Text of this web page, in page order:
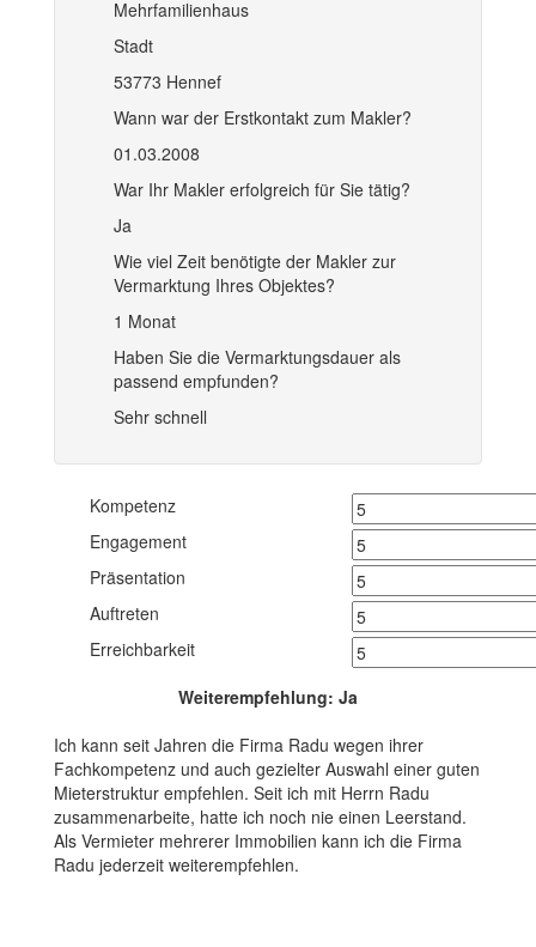
Mehrfamilienhaus
Stadt
53773 Hennef
Wann war der Erstkontakt zum Makler?
01.03.2008
War Ihr Makler erfolgreich für Sie tätig?
Ja
Wie viel Zeit benötigte der Makler zur
Vermarktung Ihres Objektes?
1 Monat
Haben Sie die Vermarktungsdauer als
passend empfunden?
Sehr schnell
Kompetenz
Engagement
Präsentation
Auftreten
Erreichbarkeit
Weiterempfehlung: Ja
Ich kann seit Jahren die Firma Radu wegen ihrer
Fachkompetenz und auch gezielter Auswahl einer guten
Mieterstruktur empfehlen. Seit ich mit Herrn Radu
zusammenarbeite, hatte ich noch nie einen Leerstand.
Als Vermieter mehrerer Immobilien kann ich die Firma
Radu jederzeit weiterempfehlen.